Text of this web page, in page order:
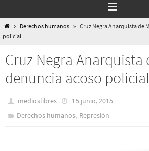
InicioDerechos humanos
Cruz Negra Anarquista de
policial
Cruz Negra Anarquista
denuncia acoso policial
medioslibres
15 junio, 2015
Derechos humanos, Represión